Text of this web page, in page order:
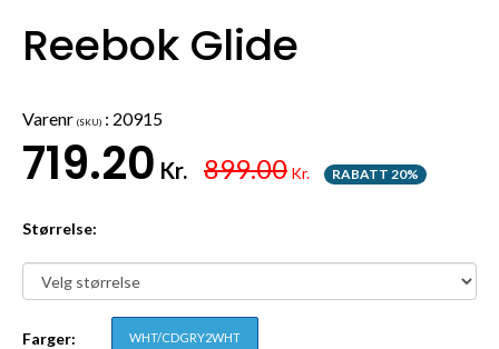
Reebok Glide
Varenr (SKU) : 20915
719.20 Kr. 899.00 Kr. RABATT 20%
Størrelse:
Farger: WHT/CDGRY2WHT